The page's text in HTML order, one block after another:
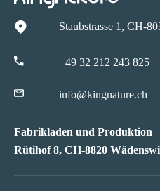
Staubstrasse 1, CH-
+49 32 212 243 825
info@kingnature.ch
Fabrikladen und Produktion
Rütihof 8, CH-8820